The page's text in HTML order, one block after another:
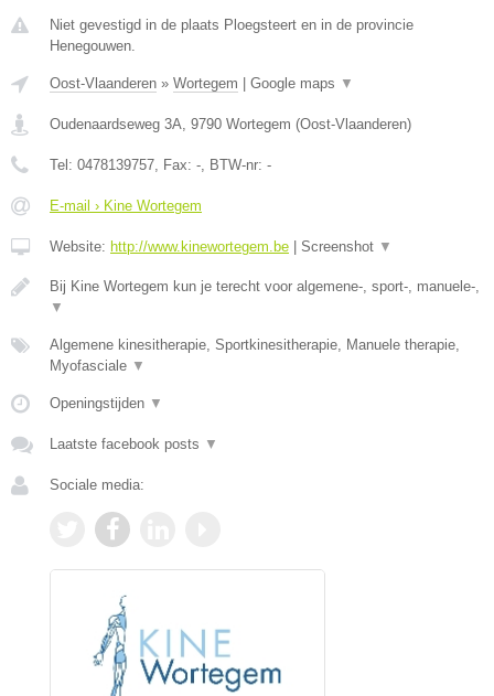
Niet gevestigd in de plaats Ploegsteert en in de provincie
Henegouwen.
Oost-Vlaanderen » Wortegem Google maps ▼
Oudenaardseweg 3A, 9790 Wortegem (Oost-Vlaanderen)
Tel: 0478139757, Fax: -, BTW-nr: -
E-mail › Kine Wortegem
Website: http://www.kinewortegem.be Screenshot ▼
Bij Kine Wortegem kun je terecht voor algemene-, sport-, manuele-,
▼
Algemene kinesitherapie, Sportkinesitherapie, Manuele therapie,
Myofasciale ▼
Openingstijden ▼
Laatste facebook posts ▼
Sociale media: